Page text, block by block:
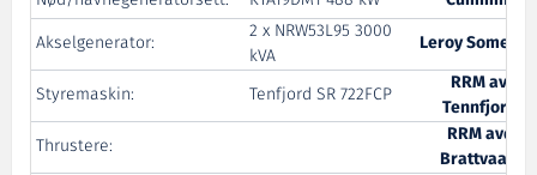
Akselgenerator:
2 x NRW53L95 3000
kVA
Leroy Somer
Styremaskin:
Tenfjord SR 722FCP
RRM avd
Tennfjord
Thrustere:
RRM avd.
Brattvaag